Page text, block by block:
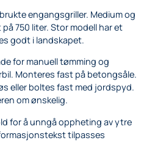
engangsgriller. Medium og
750 liter. Stor modell har et
godt i landskapet.
for manuell tømming og
Monteres fast på betongsåle.
eller boltes fast med jordspyd.
om ønskelig.
for å unngå oppheting av ytre
tilpasses